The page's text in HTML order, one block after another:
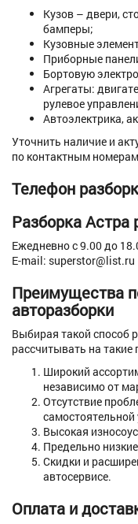
Кузов – двери,
бамперы;
Кузовные
Приборные
Бортовую
Агрегаты:
рулевое
Автоэлектрика,
Уточнить наличие и
по контактным
Телефон
Разборка Астра
Ежедневно с 9.00 до
E-mail: superstor@list.ru
Преимущества
авторазборки
Выбирая такой способ
рассчитывать на
Широкий
независимо от
Отсутствие
самостоятельной
Высокая
Предельно
Скидки и
автосервисе.
Оплата и